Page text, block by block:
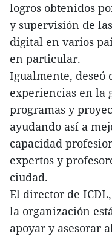
logros obtenidos
y supervisión de
digital en varios
en particular.
Igualmente, deseó
experiencias en la
programas y
ayudando así a
capacidad
expertos y
ciudad.
El director de
la organización
apoyar y asesorar